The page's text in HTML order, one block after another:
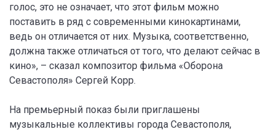
голос, это не означает, что этот фильм можно
поставить в ряд с современными кинокартинами,
ведь он отличается от них. Музыка, соответственно,
должна также отличаться от того, что делают сейчас в
кино», – сказал композитор фильма «Оборона
Севастополя» Сергей Корр.
На премьерный показ были приглашены
музыкальные коллективы города Севастополя,